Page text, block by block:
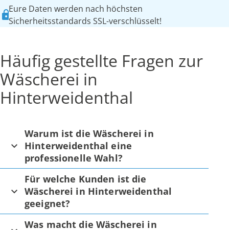
Eure Daten werden nach höchsten
Sicherheitsstandards SSL-verschlüsselt!
Häufig gestellte Fragen zur
Wäscherei in
Hinterweidenthal
Warum ist die Wäscherei in
Hinterweidenthal eine
professionelle Wahl?
Für welche Kunden ist die
Wäscherei in Hinterweidenthal
geeignet?
Was macht die Wäscherei in